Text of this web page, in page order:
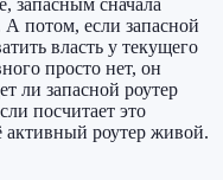
запасным сначала
А потом, если запасной
власть у текущего
просто нет, он
ли запасной роутер
посчитает это
активный роутер живой.